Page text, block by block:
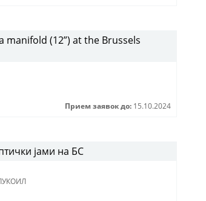
(12”) at the Brussels
Прием заявок до: 15.10.2024
јами на БС